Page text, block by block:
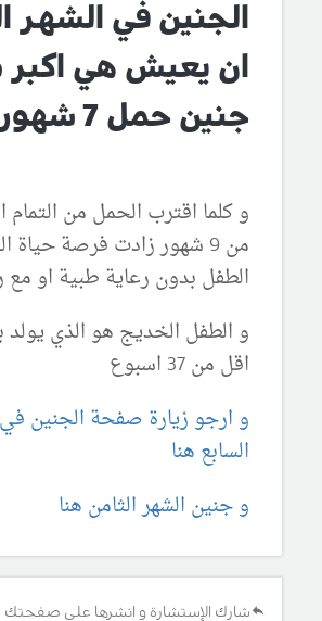
الجنين في الشهر
ان يعيش هي
جنين حمل 7 شهور
و كلما اقترب الحمل من التمام
من 9 شهور زادت فرصة حياة
الطفل بدون رعاية طبية او مع
و الطفل الخديج هو الذي
اقل من 37 اسبوع
و ارجو زيارة صفحة الجنين
السابع هنا
و جنين الشهر الثامن هنا
شارك الإستشارة و انشرها على صفحتك